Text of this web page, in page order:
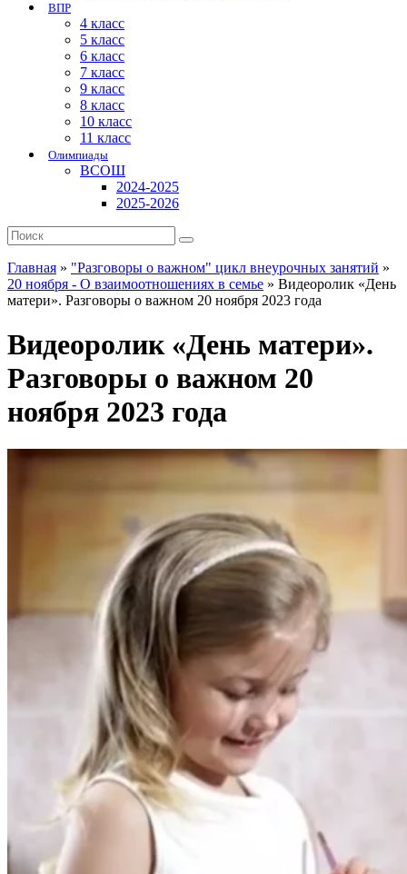
ВПР
4 класс
5 класс
6 класс
7 класс
9 класс
8 класс
10 класс
11 класс
Олимпиады
ВСОШ
2024-2025
2025-2026
Главная » "Разговоры о важном" цикл внеурочных занятий »
20 ноября - О взаимоотношениях в семье » Видеоролик «День
матери». Разговоры о важном 20 ноября 2023 года
Видеоролик «День матери».
Разговоры о важном 20
ноября 2023 года